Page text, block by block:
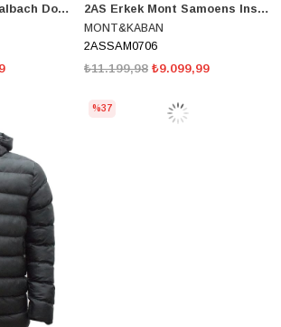
2AS Erkek Mont Saalbach Down Jacket 2ASslb0706 2AS Erkek Mont Samoens Insulated Jacket 2ASsam0706
MONT&KABAN
2ASSAM0706
₺9.099,99
₺11.199,98
%37